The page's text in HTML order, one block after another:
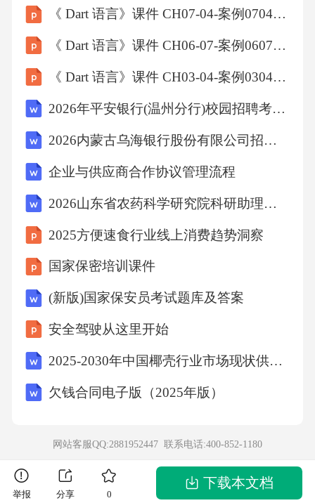
定情形，D项违约金适用于培训服务期等特殊情
况，均不符合题干条件。故选B。11．某社区近
个人防护，减少聚集性活动，并推动疫苗接
种。这些措施属于疾病预防中的()措施。A、控
制传染源B、切断传播途径C、保护易感人群
D、隔离病患答案：B解析：疾病预防措施主要
包括控制传染源、切断传播途径、保护易感人
群。题干中，卫生部门建议居民减少聚集性活
动、推动疫苗接种，旨在减少病毒传播机会，
属于切断传播途径的措施。A项控制传染源是指
保护易感人群是指对未感染人群采取疫苗接种
等手段，D项隔离病患属于控制传染源的具体方
式，均不符合题干措施性质。故选B。12．市场
经济条件下，价格机制通过()调节资源配置。
进而引导生产者和消费者行为，实现资源配
《 Dart 语言》课件 CH07-04-案例0704-泛型接口
《 Dart 语言》课件 CH06-07-案例0607-getter和setter
《 Dart 语言》课件 CH03-04-案例0304-Set集合类型
2026年平安银行(温州分行)校园招聘考试参考题库及答案详解
2026内蒙古乌海银行股份有限公司招聘笔试备考题库及答案详解
企业与供应商合作协议管理流程
2026山东省农药科学研究院科研助理招聘2人笔试备考试题及答案详解
2025方便速食行业线上消费趋势洞察
国家保密培训课件
(新版)国家保安员考试题库及答案
安全驾驶从这里开始
2025-2030年中国椰壳行业市场现状供需分析及投资评估规划分析研究报告
欠钱合同电子版（2025年版）
网站客服QQ:2881952447 联系电话:400-852-1180
举报 分享 0
下载本文档